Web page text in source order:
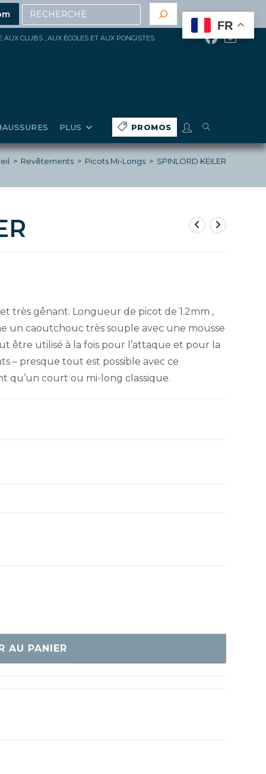
200€ d’achat(hors gros matériels, réduction,
Recherche
CLUBS , AUX ÉCOLES ET AUX PONGISTES
PLUS PROMOS
TOGGLE
WEBSITE
SEARCH
> Revêtements > Picots Mi-Longs > SPINLORD KEILER
très gênant. Longueur de picot de 1.2mm ,
un caoutchouc très souple avec une mousse
être utilisé à la fois pour l’attaque et pour la
– presque tout est possible avec ce
qu’un court ou mi-long classique.
AU PANIER
FR